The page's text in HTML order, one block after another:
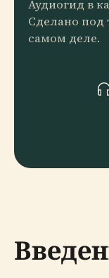
Аудиогид в
Сделано под
самом деле.